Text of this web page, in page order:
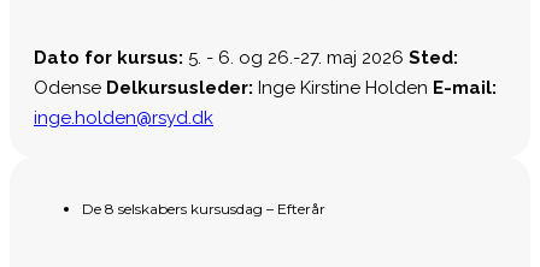
Dato for kursus: 5. - 6. og 26.-27. maj 2026 Sted:
Odense Delkursusleder: Inge Kirstine Holden E-mail:
inge.holden@rsyd.dk
De 8 selskabers kursusdag – Efterår